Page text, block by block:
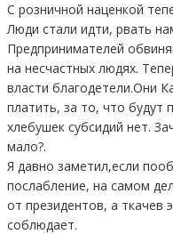
С розничной наценкой
Люди стали идти, рвать
Предпринимателей
на несчастных людях.
власти благодетели.Они
платить, за то, что будут
хлебушек субсидий нет.
мало?.
Я давно заметил,если
послабление, на самом
от президентов, а ткачев
соблюдает.